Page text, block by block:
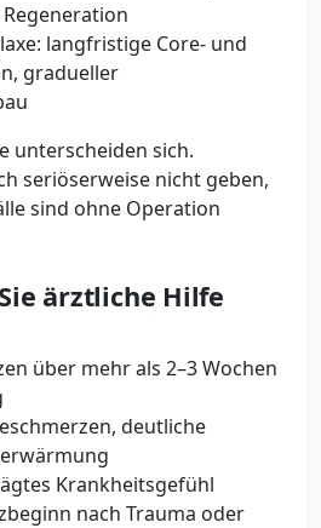
langfristige Core- und
gradueller
unterscheiden sich.
seriöserweise nicht geben,
sind ohne Operation
ärztliche Hilfe
über mehr als 2–3 Wochen
deutliche
Krankheitsgefühl
nach Trauma oder